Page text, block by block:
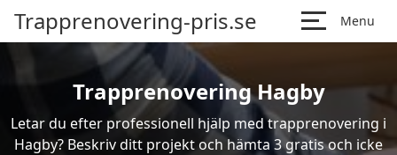
Trapprenovering-pris.se Menu
Trapprenovering Hagby
Letar du efter professionell hjälp med trapprenovering i
Hagby? Beskriv ditt projekt och hämta 3 gratis och icke